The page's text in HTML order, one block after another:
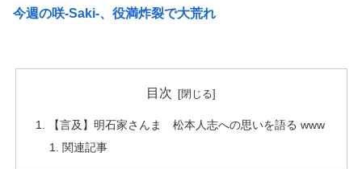
今週の咲-Saki-、役満炸裂で大荒れ
目次
【言及】明石家さんま 松本人志への思いを語る www
関連記事